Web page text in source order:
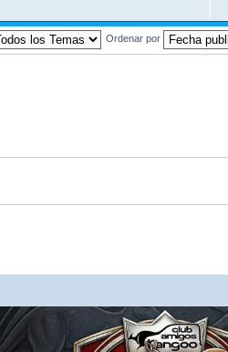
Ordenar por